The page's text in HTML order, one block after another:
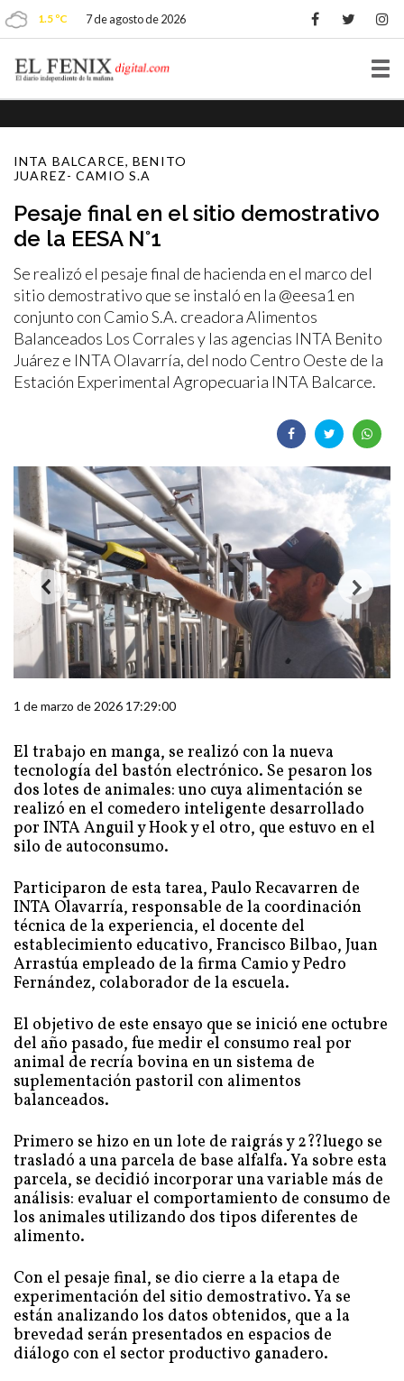
1.5 ºC 7 de agosto de 2026
INTA BALCARCE, BENITO
JUAREZ- CAMIO S.A
Pesaje final en el sitio demostrativo
de la EESA N°1
Se realizó el pesaje final de hacienda en el marco del
sitio demostrativo que se instaló en la @eesa1 en
conjunto con Camio S.A. creadora Alimentos
Balanceados Los Corrales y las agencias INTA Benito
Juárez e INTA Olavarría, del nodo Centro Oeste de la
Estación Experimental Agropecuaria INTA Balcarce.
1 de marzo de 2026 17:29:00
El trabajo en manga, se realizó con la nueva
tecnología del bastón electrónico. Se pesaron los
dos lotes de animales: uno cuya alimentación se
realizó en el comedero inteligente desarrollado
por INTA Anguil y Hook y el otro, que estuvo en el
silo de autoconsumo.
Participaron de esta tarea, Paulo Recavarren de
INTA Olavarría, responsable de la coordinación
técnica de la experiencia, el docente del
establecimiento educativo, Francisco Bilbao, Juan
Arrastúa empleado de la firma Camio y Pedro
Fernández, colaborador de la escuela.
El objetivo de este ensayo que se inició ene octubre
del año pasado, fue medir el consumo real por
animal de recría bovina en un sistema de
suplementación pastoril con alimentos
balanceados.
Primero se hizo en un lote de raigrás y 2??luego se
trasladó a una parcela de base alfalfa. Ya sobre esta
parcela, se decidió incorporar una variable más de
análisis: evaluar el comportamiento de consumo de
los animales utilizando dos tipos diferentes de
alimento.
Con el pesaje final, se dio cierre a la etapa de
experimentación del sitio demostrativo. Ya se
están analizando los datos obtenidos, que a la
brevedad serán presentados en espacios de
diálogo con el sector productivo ganadero.